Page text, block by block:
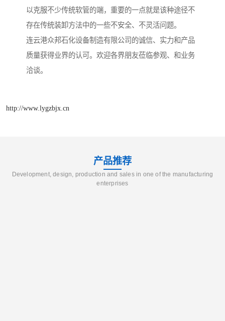
以克服不少传统软管的端，重要的一点就是该种途径不
存在传统装卸方法中的一些不安全、不灵活问题。
连云港众邦石化设备制造有限公司的诚信、实力和产品
质量获得业界的认可。欢迎各界朋友莅临参观、和业务
洽谈。
http://www.lygzbjx.cn
产品推荐
Development, design, production and sales in one of the manufacturing
enterprises